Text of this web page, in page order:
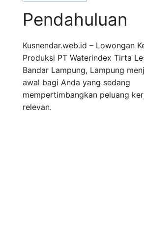
Pendahuluan
Kusnendar.web.id – Lowongan
Produksi PT Waterindex Tirta
Bandar Lampung, Lampung
awal bagi Anda yang sedang
mempertimbangkan peluang
relevan.